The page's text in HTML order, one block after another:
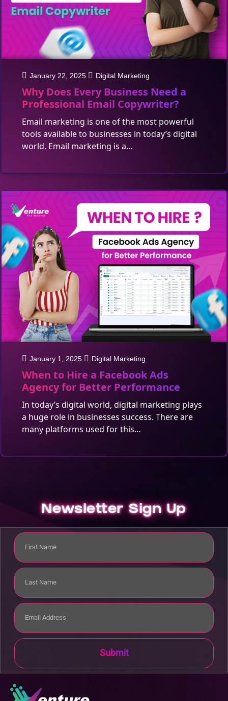
January 22, 2025 Digital Marketing
Why Does Every Business Need a
Professional Email Copywriter?
Email marketing is one of the most powerful
tools available to businesses in today’s digital
world. Email marketing is a…
January 1, 2025 Digital Marketing
When to Hire a Facebook Ads
Agency for Better Performance
In today’s digital world, digital marketing plays
a huge role in businesses success. There are
many platforms used for this…
Newsletter Sign Up
Submit